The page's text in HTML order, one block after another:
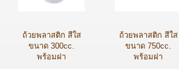
ถ้วยพลาสติก สีใส
ขนาด 300cc.
พร้อมฝา
ถ้วยพลาสติก สีใส
ขนาด 750cc.
พร้อมฝา